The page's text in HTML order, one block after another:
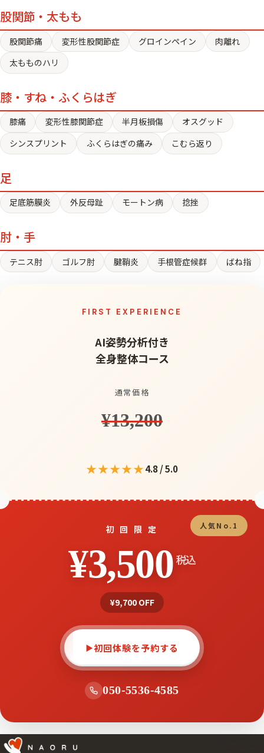
股関節・太もも
股関節痛 変形性股関節症 グロインペイン
肉離れ
太もものハリ
膝・すね・ふくらはぎ
膝痛 変形性膝関節症 半月板損傷
オスグッド
シンスプリント
ふくらはぎの痛み こむら返り
足
足底筋膜炎 外反母趾 モートン病 捻挫
肘・手
テニス肘 ゴルフ肘 腱鞘炎 手根管症候群 ばね指
FIRST EXPERIENCE
AI姿勢分析付き
全身整体コース
通常価格
¥13,200
★★★★★4.8 / 5.0
人気No.1
初 回 限 定
¥3,500税込
¥9,700 OFF
▶初回体験を予約する
050-5536-4585